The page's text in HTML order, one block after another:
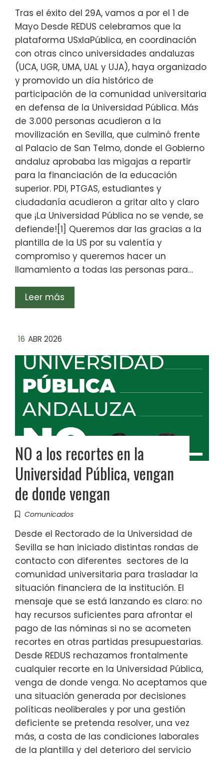
Tras el éxito del 29A, vamos a por el 1 de
Mayo Desde REDUS celebramos que la
plataforma USxlaPública, en coordinación
con otras cinco universidades andaluzas
(UCA, UGR, UMA, UAL y UJA), haya organizado
y promovido un día histórico de
participación de la comunidad universitaria
en defensa de la Universidad Pública. Más
de 3.000 personas acudieron a la
movilización en Sevilla, que culminó frente
al Palacio de San Telmo, donde el Gobierno
andaluz aprobaba las migajas a repartir
para la financiación de la educación
superior. PDI, PTGAS, estudiantes y
ciudadanía acudieron a gritar alto y claro
que ¡La Universidad Pública no se vende, se
defiende![1] Queremos dar las gracias a la
plantilla de la US por su valentía y
compromiso y queremos hacer un
llamamiento a todas las personas para…
Leer más
16 ABR 2026
NO a los recortes en la
Universidad Pública, vengan
de donde vengan
Comunicados
Desde el Rectorado de la Universidad de
Sevilla se han iniciado distintas rondas de
contacto con diferentes sectores de la
comunidad universitaria para trasladar la
situación financiera de la institución. El
mensaje que se está lanzando es claro: no
hay recursos suficientes para afrontar el
pago de las nóminas si no se acometen
recortes en otras partidas presupuestarias.
Desde REDUS rechazamos frontalmente
cualquier recorte en la Universidad Pública,
venga de donde venga. No aceptamos que
una situación generada por decisiones
políticas neoliberales y por una gestión
deficiente se pretenda resolver, una vez
más, a costa de las condiciones laborales
de la plantilla y del deterioro del servicio